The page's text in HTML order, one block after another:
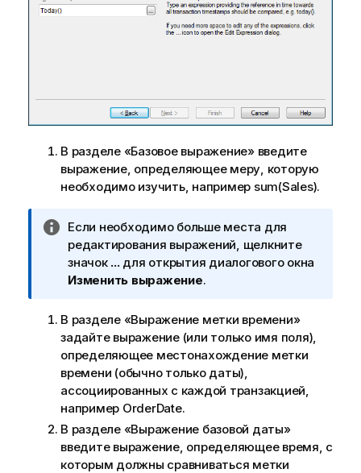
м
ц
и
В разделе «Базовое выражение» введите
выражение, определяющее меру, которую
необходимо изучить, например sum(Sales).
П
р
и
м
ч
а
н
и
е
к
н
Если необходимо больше места для
редактирования выражений, щелкните
значок ...для открытия диалогового окна
Изменить выражение.
В разделе «Выражение метки времени»
задайте выражение (или только имя поля),
определяющее местонахождение метки
времени (обычно только даты),
ассоциированных с каждой транзакцией,
например OrderDate.
В разделе «Выражение базовой даты»
введите выражение, определяющее время, с
которым должны сравниваться метки